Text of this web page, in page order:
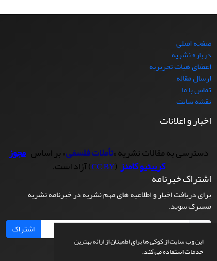
این وب سایت از کوکی ها برای اطمینان از ارائه بهترین
خدمات استفاده می کند.
صفحه اصلی
درباره نشریه
اعضای هیات تحریریه
ارسال مقاله
تماس با ما
نقشه سایت
اخبار و اعلانات
دسترسی به مقالات نشریه «تأملات فلسفی» بر اساس مجوز
کرییتیو کامنز(
CC BY) آزاد است.
اشتراک خبرنامه
برای دریافت اخبار و اطلاعیه های مهم نشریه در خبرنامه نشریه
مشترک شوید.
اشتراک